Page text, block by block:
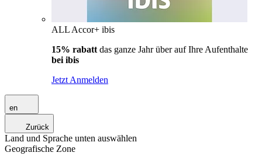
ALL Accor+ ibis
15% rabatt das ganze Jahr über auf Ihre Aufenthalte
bei ibis
Jetzt Anmelden
en
Zurück
Land und Sprache unten auswählen
Geografische Zone